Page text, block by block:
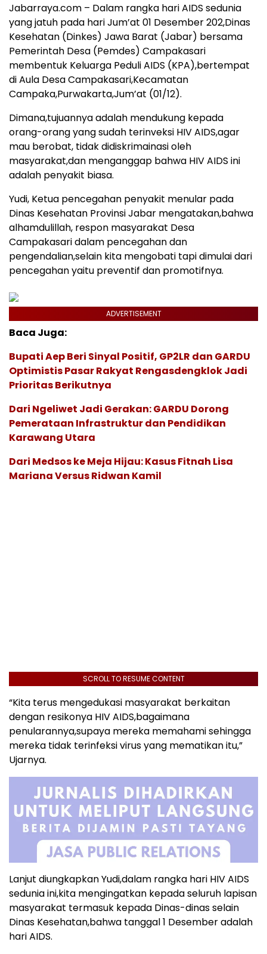
Jabarraya.com – Dalam rangka hari AIDS sedunia
yang jatuh pada hari Jum’at 01 Desember 202,Dinas
Kesehatan (Dinkes) Jawa Barat (Jabar) bersama
Pemerintah Desa (Pemdes) Campakasari
membentuk Keluarga Peduli AIDS (KPA),bertempat
di Aula Desa Campakasari,Kecamatan
Campaka,Purwakarta,Jum’at (01/12).
Dimana,tujuannya adalah mendukung kepada
orang-orang yang sudah terinveksi HIV AIDS,agar
mau berobat, tidak didiskrimainasi oleh
masyarakat,dan menganggap bahwa HIV AIDS ini
adalah penyakit biasa.
Yudi, Ketua pencegahan penyakit menular pada
Dinas Kesehatan Provinsi Jabar mengatakan,bahwa
alhamdulillah, respon masyarakat Desa
Campakasari dalam pencegahan dan
pengendalian,selain kita mengobati tapi dimulai dari
pencegahan yaitu preventif dan promotifnya.
ADVERTISEMENT
Baca Juga:
Bupati Aep Beri Sinyal Positif, GP2LR dan GARDU
Optimistis Pasar Rakyat Rengasdengklok Jadi
Prioritas Berikutnya
Dari Ngeliwet Jadi Gerakan: GARDU Dorong
Pemerataan Infrastruktur dan Pendidikan
Karawang Utara
Dari Medsos ke Meja Hijau: Kasus Fitnah Lisa
Mariana Versus Ridwan Kamil
SCROLL TO RESUME CONTENT
“Kita terus mengedukasi masyarakat berkaitan
dengan resikonya HIV AIDS,bagaimana
penularannya,supaya mereka memahami sehingga
mereka tidak terinfeksi virus yang mematikan itu,”
Ujarnya.
Lanjut diungkapkan Yudi,dalam rangka hari HIV AIDS
sedunia ini,kita mengingatkan kepada seluruh lapisan
masyarakat termasuk kepada Dinas-dinas selain
Dinas Kesehatan,bahwa tanggal 1 Desember adalah
hari AIDS.